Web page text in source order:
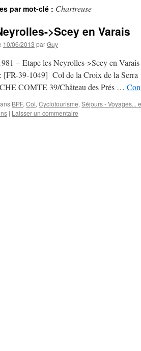
par mot-clé : Chartreuse
>Scey en Varais
10/06/2013 parGuy
– Etape les Neyrolles->Scey en
[FR-39-1049] Col de la Croix de la Serra
COMTE 39/Château des Prés …
BPF, Col, Cyclotourisme, Séjours - Voyages...
| Laisser un commentaire